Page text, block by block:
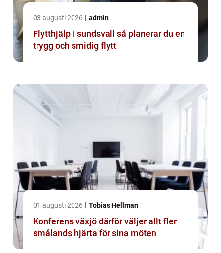
03 augusti 2026 admin
Flytthjälp i sundsvall så planerar du en
trygg och smidig flytt
01 augusti 2026 Tobias Hellman
Konferens växjö därför väljer allt fler
smålands hjärta för sina möten